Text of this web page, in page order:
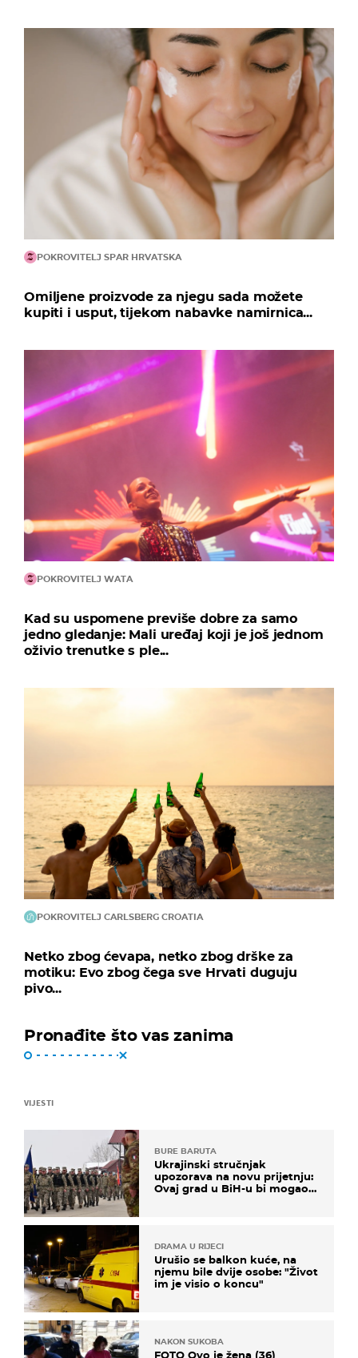
POKROVITELJ SPAR HRVATSKA
Omiljene proizvode za njegu sada možete
kupiti i usput, tijekom nabavke namirnica...
POKROVITELJ WATA
Kad su uspomene previše dobre za samo
jedno gledanje: Mali uređaj koji je još jednom
oživio trenutke s ple...
POKROVITELJ CARLSBERG CROATIA
Netko zbog ćevapa, netko zbog drške za
motiku: Evo zbog čega sve Hrvati duguju
pivo...
Pronađite što vas zanima
VIJESTI
BURE BARUTA
Ukrajinski stručnjak
upozorava na novu prijetnju:
Ovaj grad u BiH-u bi mogao
DRAMA U RIJECI
Urušio se balkon kuće, na
njemu bile dvije osobe: "Život
im je visio o koncu"
NAKON SUKOBA
FOTO Ovo je žena (36)